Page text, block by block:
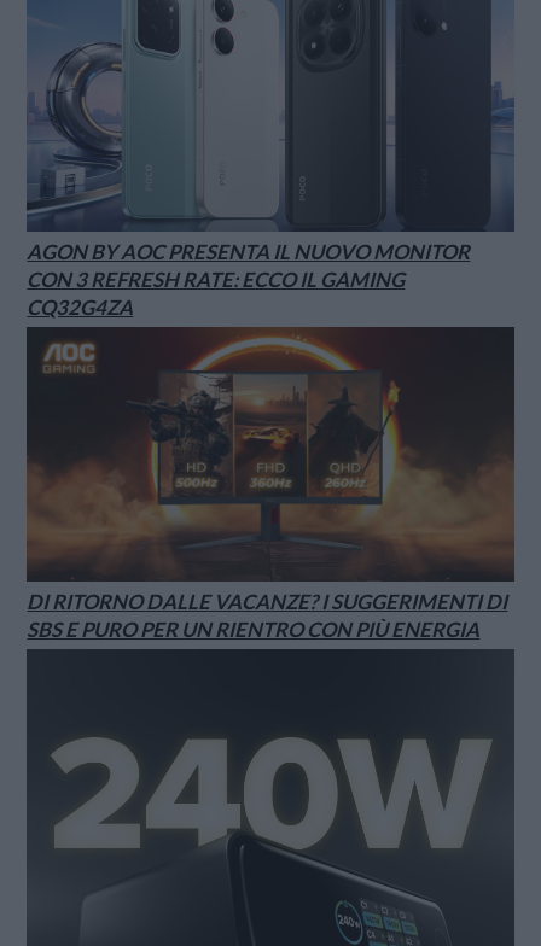
AGON BY AOC PRESENTA IL NUOVO MONITOR
CON 3 REFRESH RATE: ECCO IL GAMING
CQ32G4ZA
DI RITORNO DALLE VACANZE? I SUGGERIMENTI DI
SBS E PURO PER UN RIENTRO CON PIÙ ENERGIA